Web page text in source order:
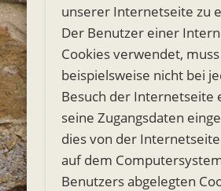
unserer Internetseite zu
Der Benutzer einer
Cookies verwendet, muss
beispielsweise nicht bei
Besuch der Internetseite
seine Zugangsdaten
dies von der
auf dem
Benutzers abgelegten